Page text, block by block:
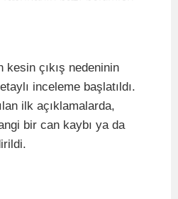
kesin çıkış nedeninin
inceleme başlatıldı.
ilk açıklamalarda,
bir can kaybı ya da